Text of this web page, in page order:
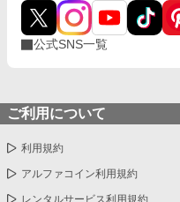
公式SNS一覧
ご利用について
利用規約
アルファコイン利用規約
レンタルサービス利用規約